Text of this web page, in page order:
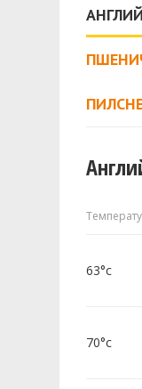
63°c
70°c